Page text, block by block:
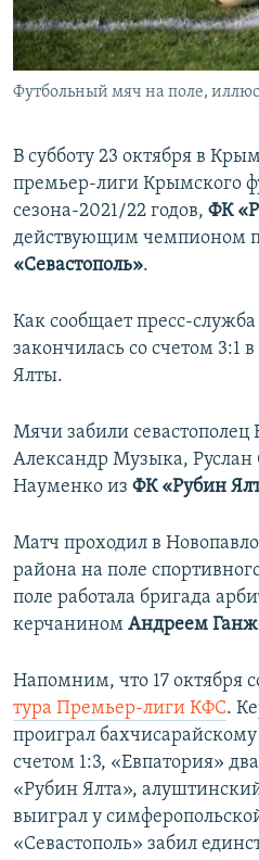
ПОБЕДИТЕЛЕЙ НЕ СУДЯТ?
КРЫМ.НЕПОКОРЕННЫЙ
ELIFBE
ПРИСОЕДИНЯЙТЕСЬ!
Все сайты RFE/RL
Футбольный мяч на поле,
В субботу 23 октября в
премьер-лиги Крымского
сезона-2021/22 годов, ФК
действующим чемпионом
«Севастополь».
Как сообщает пресс-
закончилась со счетом 3:1
Ялты.
Мячи забили севастополец
Александр Музыка, Руслан
Науменко из ФК «Рубин
Матч проходил в
района на поле
поле работала бригада
керчанином Андреем
Напомним, что 17 октября
тура Премьер-лиги КФС.
проиграл
счетом 1:3, «Евпатория»
«Рубин Ялта»,
выиграл у
«Севастополь» забил